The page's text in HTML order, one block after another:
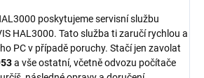
poskytujeme servisní službu
HAL3000. Tato služba ti zaručí rychlou a
PC v případě poruchy. Stačí jen zavolat
a vše ostatní, včetně odvozu počítače